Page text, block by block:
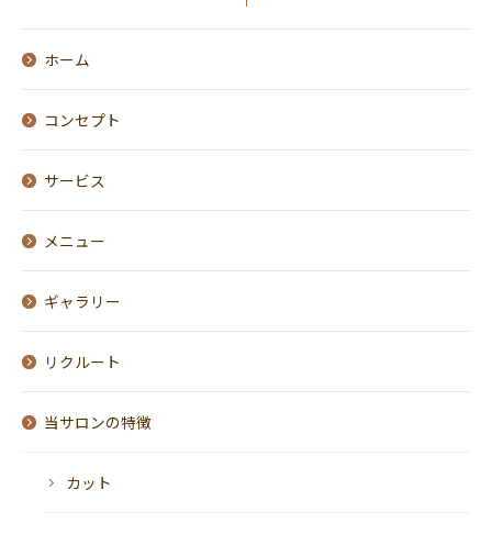
ホーム
コンセプト
サービス
メニュー
ギャラリー
リクルート
当サロンの特徴
カット